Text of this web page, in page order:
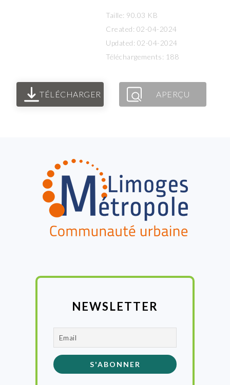
Taille: 90.03 KB
Created: 02-04-2024
Updated: 02-04-2024
Téléchargements: 188
TÉLÉCHARGER APERÇU
NEWSLETTER